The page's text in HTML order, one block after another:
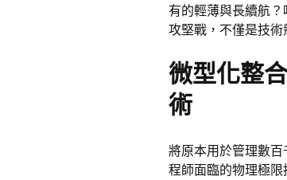
有的輕薄與長續航
攻堅戰，不僅是技
微型化整
術
將原本用於管理數
程師面臨的物理極